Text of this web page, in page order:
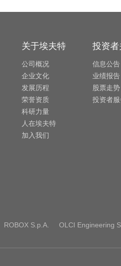
关于埃夫特
公司概况
企业文化
发展历程
荣誉资质
科研力量
人在埃夫特
加入我们
投资者
信息公告
业绩报告
股票走势
投资者服
ROBOX S.p.A. OLCI Engineering